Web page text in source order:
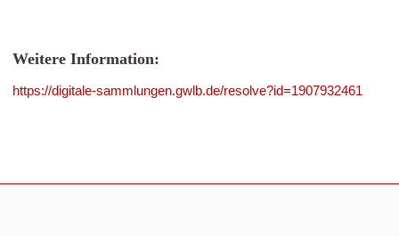
Weitere Information:
https://digitale-sammlungen.gwlb.de/resolve?id=1907932461